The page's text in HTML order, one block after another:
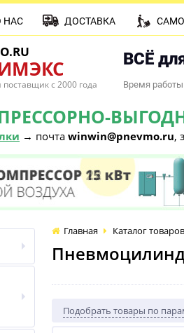
с 2000 года
ВСЁ
Время
→ почта winwin@pnevmo.ru,
НАС ДОСТАВКА
Главная Каталог товаров
Подобрать товары по